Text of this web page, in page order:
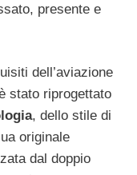
presente e
dell’aviazione
stato riprogettato
, dello stile di
originale
dal doppio